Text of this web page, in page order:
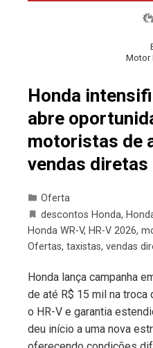
Motor
Honda
abre
motoristas de
vendas diretas
Oferta
descontos Honda,
Honda WR-V, HR-V 2026,
Ofertas, taxistas, vendas
Honda lança campanha
de até R$ 15 mil na troca
o HR-V e garantia
deu início a uma nova